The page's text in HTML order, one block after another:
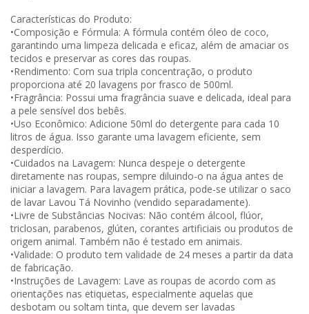
Características do Produto:
•Composição e Fórmula: A fórmula contém óleo de coco,
garantindo uma limpeza delicada e eficaz, além de amaciar os
tecidos e preservar as cores das roupas.
•Rendimento: Com sua tripla concentração, o produto
proporciona até 20 lavagens por frasco de 500ml.
•Fragrância: Possui uma fragrância suave e delicada, ideal para
a pele sensível dos bebês.
•Uso Econômico: Adicione 50ml do detergente para cada 10
litros de água. Isso garante uma lavagem eficiente, sem
desperdício.
•Cuidados na Lavagem: Nunca despeje o detergente
diretamente nas roupas, sempre diluindo-o na água antes de
iniciar a lavagem. Para lavagem prática, pode-se utilizar o saco
de lavar Lavou Tá Novinho (vendido separadamente).
•Livre de Substâncias Nocivas: Não contém álcool, flúor,
triclosan, parabenos, glúten, corantes artificiais ou produtos de
origem animal. Também não é testado em animais.
•Validade: O produto tem validade de 24 meses a partir da data
de fabricação.
•Instruções de Lavagem: Lave as roupas de acordo com as
orientações nas etiquetas, especialmente aquelas que
desbotam ou soltam tinta, que devem ser lavadas